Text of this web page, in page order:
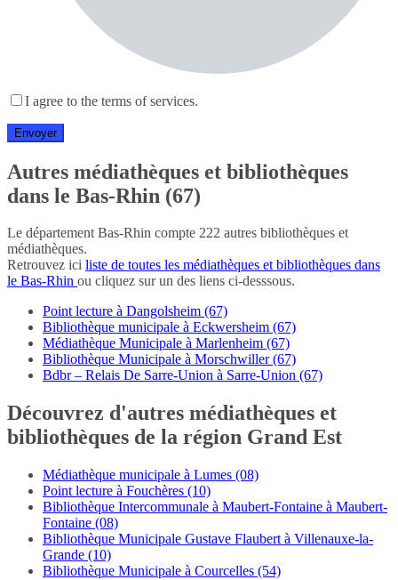
I agree to the terms of services.
Autres médiathèques et bibliothèques
dans le Bas-Rhin (67)
Le département Bas-Rhin compte 222 autres bibliothèques et
médiathèques.
Retrouvez ici liste de toutes les médiathèques et bibliothèques dans
le Bas-Rhin ou cliquez sur un des liens ci-desssous.
Point lecture à Dangolsheim (67)
Bibliothèque municipale à Eckwersheim (67)
Médiathèque Municipale à Marlenheim (67)
Bibliothèque Municipale à Morschwiller (67)
Bdbr – Relais De Sarre-Union à Sarre-Union (67)
Découvrez d'autres médiathèques et
bibliothèques de la région Grand Est
Médiathèque municipale à Lumes (08)
Point lecture à Fouchères (10)
Bibliothèque Intercommunale à Maubert-Fontaine à Maubert-
Fontaine (08)
Bibliothèque Municipale Gustave Flaubert à Villenauxe-la-
Grande (10)
Bibliothèque Municipale à Courcelles (54)